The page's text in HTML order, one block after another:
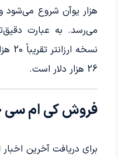
26 هزار دلار است.
فروش کی ام سی
برای دریافت آخرین